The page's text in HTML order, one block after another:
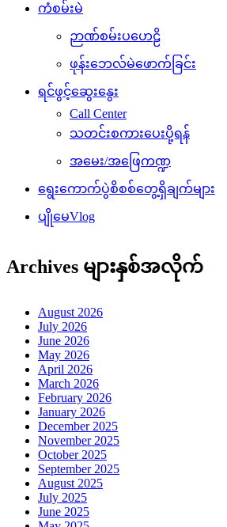
ကံစမ်းမဲ
ဉာဏ်စမ်းပဟေဠိ
ဖုန်းဘေလ်မဲဖောက်ခြင်း
ရင်ဖွင့်ဆွေးနွေး
Call Center
သတင်းစကားပေးပို့ရန်
အမေး/အဖြေကဏ္ဍ
ရွေးကောက်ပွဲစိစစ်တွေ့ရှိချက်များ
ပျိုမေVlog
Archives များနှစ်အလိုက်
August 2026
July 2026
June 2026
May 2026
April 2026
March 2026
February 2026
January 2026
December 2025
November 2025
October 2025
September 2025
August 2025
July 2025
June 2025